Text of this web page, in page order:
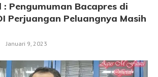
Pengumuman Bacapres di
Perjuangan Peluangnya Masih
Januari 9, 2023